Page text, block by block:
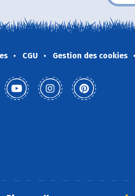
CGU Gestion des cookies